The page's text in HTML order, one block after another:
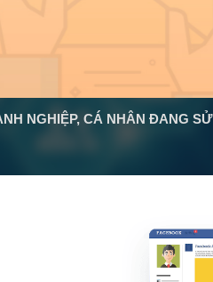
NGHIỆP, CÁ NHÂN ĐANG SỬ